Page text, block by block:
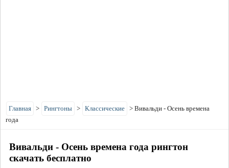
Главная > Рингтоны > Классические > Вивальди - Осень времена
года
Вивальди - Осень времена года рингтон
скачать бесплатно